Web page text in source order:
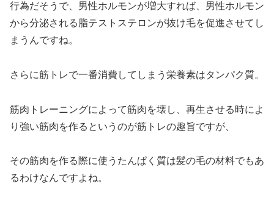
行為だそうで、男性ホルモンが増大すれば、男性ホルモン
から分泌される脂テストステロンが抜け毛を促進させてし
まうんですね。
さらに筋トレで一番消費してしまう栄養素はタンパク質。
筋肉トレーニングによって筋肉を壊し、再生させる時によ
り強い筋肉を作るというのが筋トレの趣旨ですが、
その筋肉を作る際に使うたんぱく質は髪の毛の材料でもあ
るわけなんですよね。